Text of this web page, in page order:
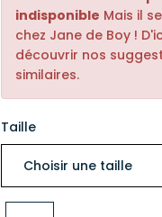
indisponible Mais il
chez Jane de Boy !
découvrir nos
similaires.
Taille